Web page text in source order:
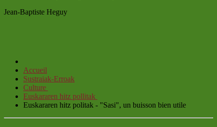
Jean-Baptiste Heguy
Accueil
Sustraiak-Erroak
Culture
Euskararen hitz pollitak
Euskararen hitz politak - "Sasi", un buisson bien utile